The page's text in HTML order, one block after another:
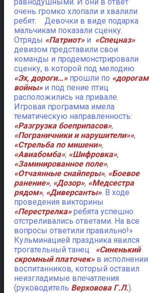
очень громко хлопали и хвалили
ребят. Девочки в виде подарка
мальчикам показали сценку.
Отряды «Патриот»и «Спецназ»
девизом представили свои
команды и продемонстрировали
сценку, в которой под мелодию
«Эх, дороги…»прошли по «дорогам
войны»и под пение птиц
расположились на привале.
Игровая программа имела
тематическую направленность:
«Разгрузка боеприпасов»,
«Пограничники и нарушители»»,
«Стрельба по мишени»,
«Авиабомба»; «Шифровка»,
«Заминированное поле»,
«Отчаянные снайперы», «Боевое
ранение», «Дозор», «Медсестра
рядом», «Диверсанты». В ходе
проведения викторины
«Перестрелка»ребята успешно
отстреливались ответами. На все
вопросы ответили правильно!»
Кульминацией праздника явился
трогательный танец «Синенький
скромный платочек»в исполнении
воспитанников, который оставил
неизгладимые впечатления
(руководитель Верховова Г.Л.).